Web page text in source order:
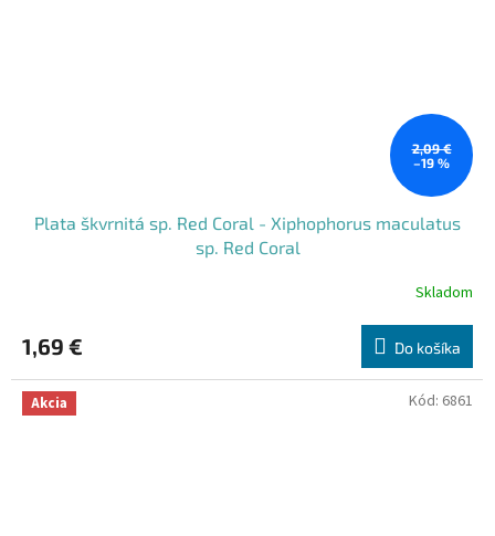
2,09 €
–19 %
Plata škvrnitá sp. Red Coral - Xiphophorus maculatus
sp. Red Coral
Skladom
1,69 € Do košíka
Akcia Kód: 6861